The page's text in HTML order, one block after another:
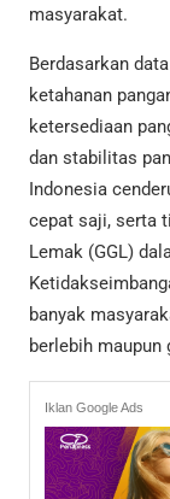
masyarakat.
Berdasarkan
ketahanan
ketersediaan
dan stabilitas
Indonesia
cepat saji, serta
Lemak (GGL)
banyak
berlebih maupun
Iklan Google Ads